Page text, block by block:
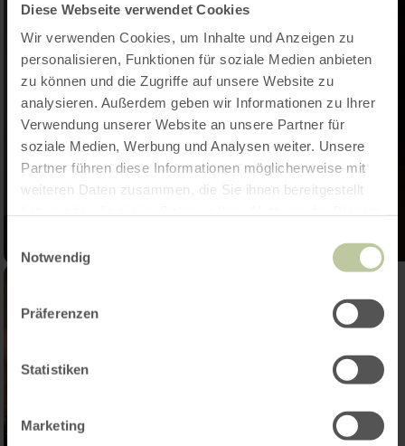
Diese Webseite verwendet Cookies
Wir verwenden Cookies, um Inhalte und Anzeigen zu
personalisieren, Funktionen für soziale Medien anbieten
zu können und die Zugriffe auf unsere Website zu
analysieren. Außerdem geben wir Informationen zu Ihrer
Verwendung unserer Website an unsere Partner für
soziale Medien, Werbung und Analysen weiter. Unsere
Partner führen diese Informationen möglicherweise mit
weiteren Daten zusammen, die Sie ihnen bereitgestellt
Notwendig
Präferenzen
Statistiken
Marketing